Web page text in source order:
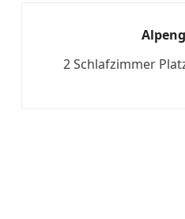
2 Schlafzimmer